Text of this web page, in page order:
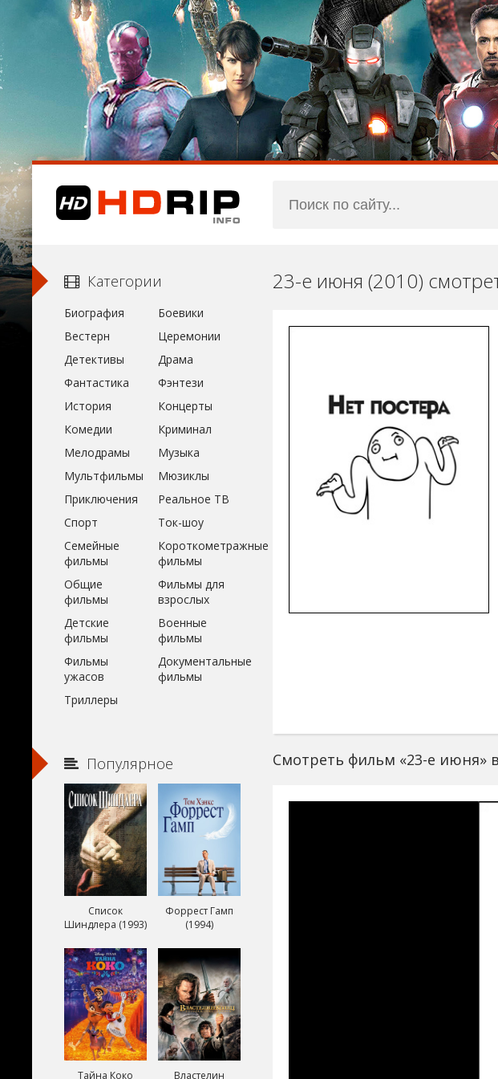
23-е июня (2010)
Смотреть фильм «23-е июня»
Категории
Биография
Боевики
Вестерн
Церемонии
Детективы
Драма
Фантастика
Фэнтези
История
Концерты
Комедии
Криминал
Мелодрамы
Музыка
Мультфильмы
Мюзиклы
Приключения
Реальное ТВ
Спорт
Ток-шоу
Семейные
фильмы
Короткометражные
фильмы
Общие
фильмы
Фильмы для
взрослых
Детские
фильмы
Военные
фильмы
Фильмы
ужасов
Документальные
фильмы
Триллеры
Популярное
Список
Шиндлера (1993)
Форрест Гамп
(1994)
Тайна Коко
Властелин